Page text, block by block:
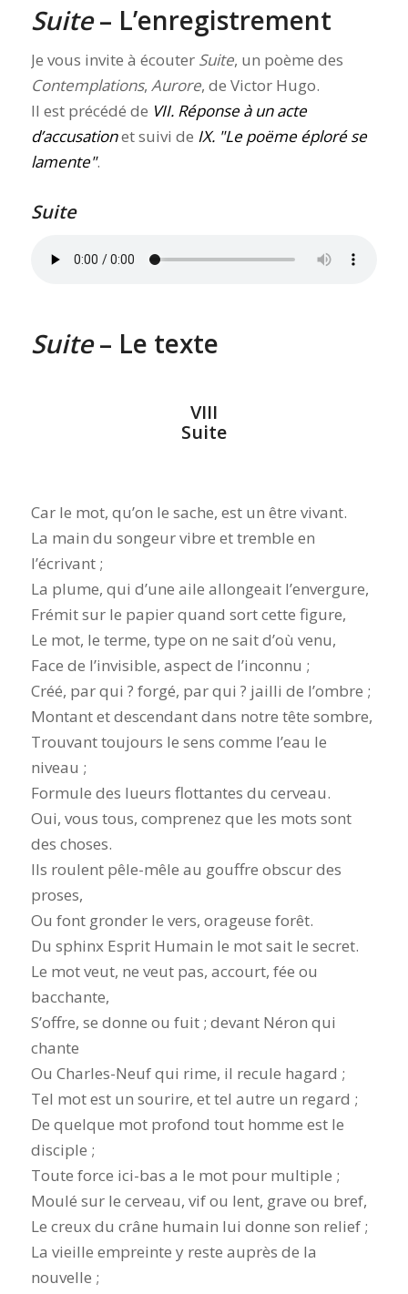
Suite– L’enregistrement
Je vous invite à écouter Suite, un poème des
Contemplations, Aurore, de Victor Hugo.
Il est précédé de VII. Réponse à un acte
d’accusationet suivi de IX. Le poëme éploré se
lamente .
Suite
Suite– Le texte
VIII
Suite
Car le mot, qu’on le sache, est un être vivant.
La main du songeur vibre et tremble en
l’écrivant ;
La plume, qui d’une aile allongeait l’envergure,
Frémit sur le papier quand sort cette figure,
Le mot, le terme, type on ne sait d’où venu,
Face de l’invisible, aspect de l’inconnu ;
Créé, par qui ? forgé, par qui ? jailli de l’ombre ;
Montant et descendant dans notre tête sombre,
Trouvant toujours le sens comme l’eau le
niveau ;
Formule des lueurs flottantes du cerveau.
Oui, vous tous, comprenez que les mots sont
des choses.
Ils roulent pêle-mêle au gouffre obscur des
proses,
Ou font gronder le vers, orageuse forêt.
Du sphinx Esprit Humain le mot sait le secret.
Le mot veut, ne veut pas, accourt, fée ou
bacchante,
S’offre, se donne ou fuit ; devant Néron qui
chante
Ou Charles-Neuf qui rime, il recule hagard ;
Tel mot est un sourire, et tel autre un regard ;
De quelque mot profond tout homme est le
disciple ;
Toute force ici-bas a le mot pour multiple ;
Moulé sur le cerveau, vif ou lent, grave ou bref,
Le creux du crâne humain lui donne son relief ;
La vieille empreinte y reste auprès de la
nouvelle ;